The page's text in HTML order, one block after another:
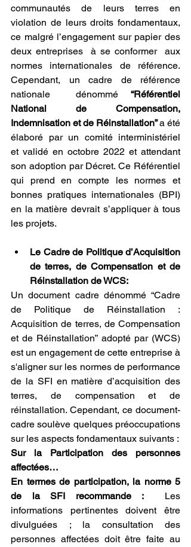
communautés de leurs terres en
violation de leurs droits fondamentaux,
ce malgré l’engagement sur papier des
deux entreprises  à se conformer  aux
normes internationales de référence.
Cependant, un cadre de référence
nationale  dénommé “Référentiel
National de Compensation,
Indemnisation et de Réinstallation” a été
élaboré par un comité interministériel
et validé en octobre 2022 et attendant
son adoption par Décret. Ce Référentiel
qui prend en compte les normes et
bonnes pratiques internationales (BPI)
en la matière devrait s’appliquer à tous
les projets.
Le Cadre de Politique d’Acquisition
de terres, de Compensation et de
Réinstallation de WCS:
Un document cadre dénommé “Cadre
de Politique de Réinstallation :
Acquisition de terres, de Compensation
et de Réinstallation” adopté par (WCS)
est un engagement de cette entreprise à
s'aligner sur les normes de performance
de la SFI en matière d’acquisition des
terres, de compensation et de
réinstallation. Cependant, ce document-
cadre soulève quelques préoccupations
sur les aspects fondamentaux suivants :
Sur la Participation des personnes
affectées…
En termes de participation, la norme 5
de la SFI recommande : Les
informations pertinentes doivent être
divulguées ; la consultation des
personnes affectées doit être faite au